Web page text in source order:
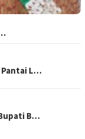
Pantai L…
B…